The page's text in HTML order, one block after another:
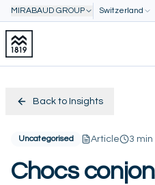
MIRABAUD GROUP Switzerland
Back to Insights
Uncategorised Article 3
Chocs